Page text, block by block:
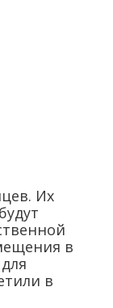
Их
в
в